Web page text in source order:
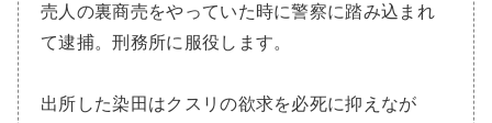
売人の裏商売をやっていた時に警察に踏み込まれ
て逮捕。刑務所に服役します。
出所した染田はクスリの欲求を必死に抑えなが